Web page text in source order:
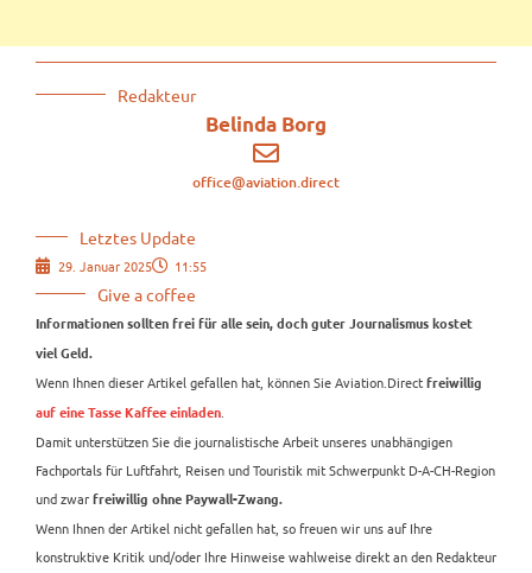
Redakteur
Belinda Borg
office@aviation.direct
Letztes Update
29. Januar 2025 11:55
Give a coffee
Informationen sollten frei für alle sein, doch guter Journalismus kostet
viel Geld.
Wenn Ihnen dieser Artikel gefallen hat, können Sie Aviation.Direct freiwillig
auf eine Tasse Kaffee einladen
Damit unterstützen Sie die journalistische Arbeit unseres unabhängigen
Fachportals für Luftfahrt, Reisen und Touristik mit Schwerpunkt D-A-CH-Region
und zwar freiwillig ohne Paywall-Zwang.
Wenn Ihnen der Artikel nicht gefallen hat, so freuen wir uns auf Ihre
konstruktive Kritik und/oder Ihre Hinweise wahlweise direkt an den Redakteur